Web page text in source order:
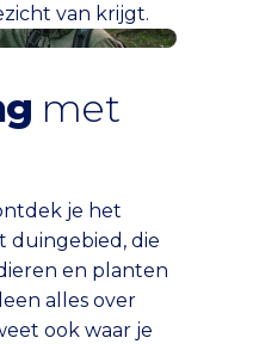
van krijgt.
met
je het
duingebied, die
en planten
alles over
ook waar je